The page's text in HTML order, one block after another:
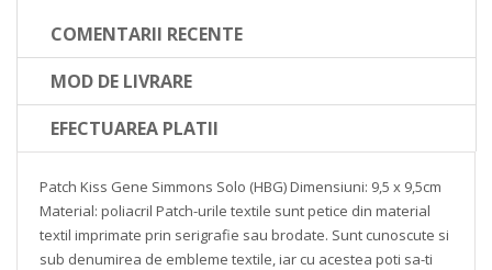
COMENTARII RECENTE
MOD DE LIVRARE
EFECTUAREA PLATII
Patch Kiss Gene Simmons Solo (HBG)Dimensiuni: 9,5 x 9,5cm
Material: poliacril Patch-urile textile sunt petice din material
textil imprimate prin serigrafie sau brodate. Sunt cunoscute si
sub denumirea de embleme textile, iar cu acestea poti sa-ti